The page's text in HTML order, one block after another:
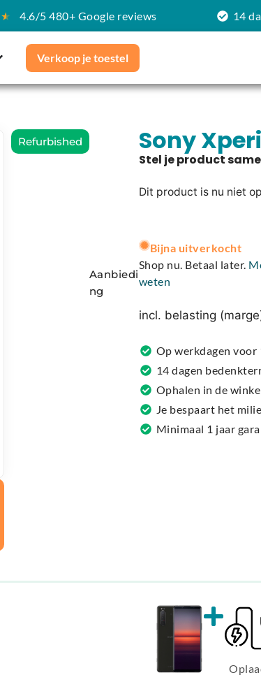
★ 4.6/5 480+ Google reviews 14
Verkoop je toestel
Refurbished
Aanbiedi
ng
Sony
Dit product is nu niet
l
t
e
n
t
i
v
e
:
Bijna uitverkocht
Shop nu. Betaal later.
weten
incl. belasting
Op werkdagen
14 dagen
Ophalen in de
Je bespaart het
Minimaal 1 jaar